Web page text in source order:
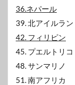
36.ネパール
39. 北アイルラン
42. フィリピン
45. プエルトリコ
48. サンマリノ
51. 南アフリカ